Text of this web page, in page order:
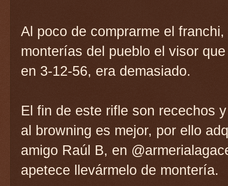
Al poco de comprarme el
monterías del pueblo el visor
en 3-12-56, era demasiado.
El fin de este rifle son recechos
al browning es mejor, por ello
amigo Raúl B, en
apetece llevármelo de montería.